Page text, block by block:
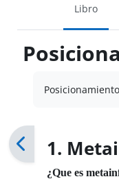
Libro
Posicionamiento
1.
¿Que es